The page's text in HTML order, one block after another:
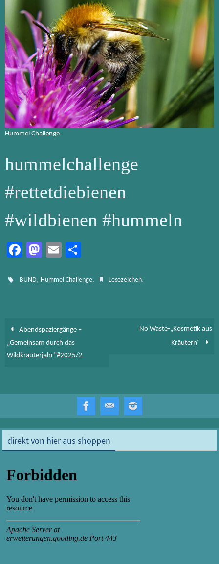
Hummel Challenge
hummelchallenge
#rettetdiebienen
#wildbienen #hummeln
Fa
b
M
to
n
E
ail n
BUND, Hummel Challenge. Lesezeichen.
Abendspaziergänge –
„Gemeinsam durch das
Wildkräuterjahr”#2025/2
No Waste-„Kosmetik aus
Kräutern“
direkt von hier aus shoppen